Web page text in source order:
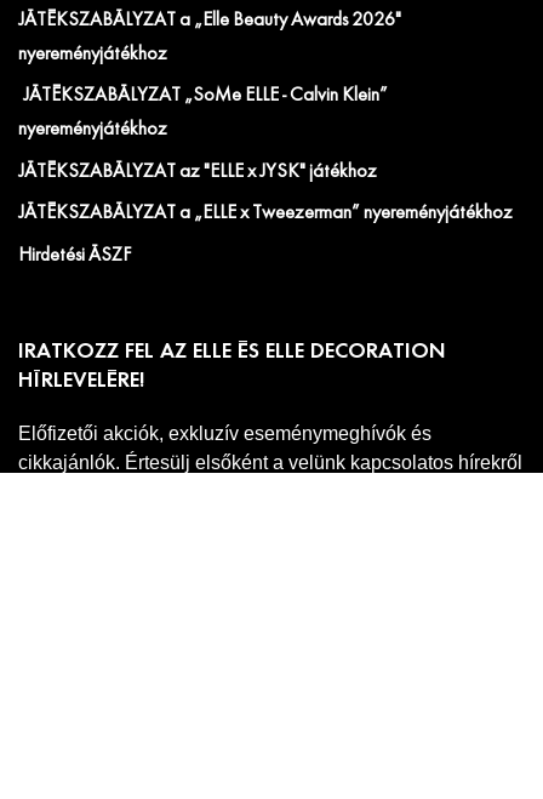
JÁTÉKSZABÁLYZAT a „Elle Beauty Awards 2026"
nyereményjátékhoz
JÁTÉKSZABÁLYZAT „SoMe ELLE - Calvin Klein”
nyereményjátékhoz
JÁTÉKSZABÁLYZAT az "ELLE x JYSK" játékhoz
JÁTÉKSZABÁLYZAT a „ELLE x Tweezerman” nyereményjátékhoz
Hirdetési ÁSZF
IRATKOZZ FEL AZ ELLE ÉS ELLE DECORATION
HÍRLEVELÉRE!
Előfizetői akciók, exkluzív eseménymeghívók és
cikkajánlók. Értesülj elsőként a velünk kapcsolatos hírekről